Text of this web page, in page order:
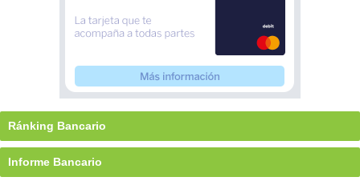
Ránking Bancario
Informe Bancario